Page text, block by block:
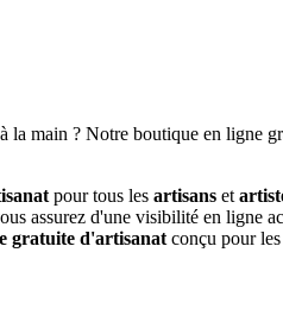
pour tous les artisans et
assurez d'une visibilité en ligne
gratuite d'artisanat conçu pour les